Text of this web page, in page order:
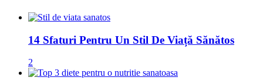
14 Sfaturi Pentru Un Stil De Viață Sănătos
2